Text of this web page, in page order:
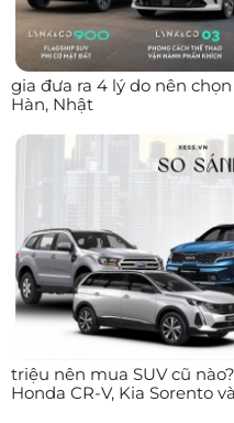
gia đưa ra 4 lý do nên
Hàn, Nhật
triệu nên mua SUV cũ
Honda CR-V, Kia Sorento